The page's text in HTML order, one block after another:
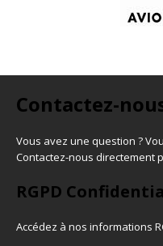
Contactez-
Vous avez une question ?
Contactez-nous directement
RGPD
Accédez à nos informations